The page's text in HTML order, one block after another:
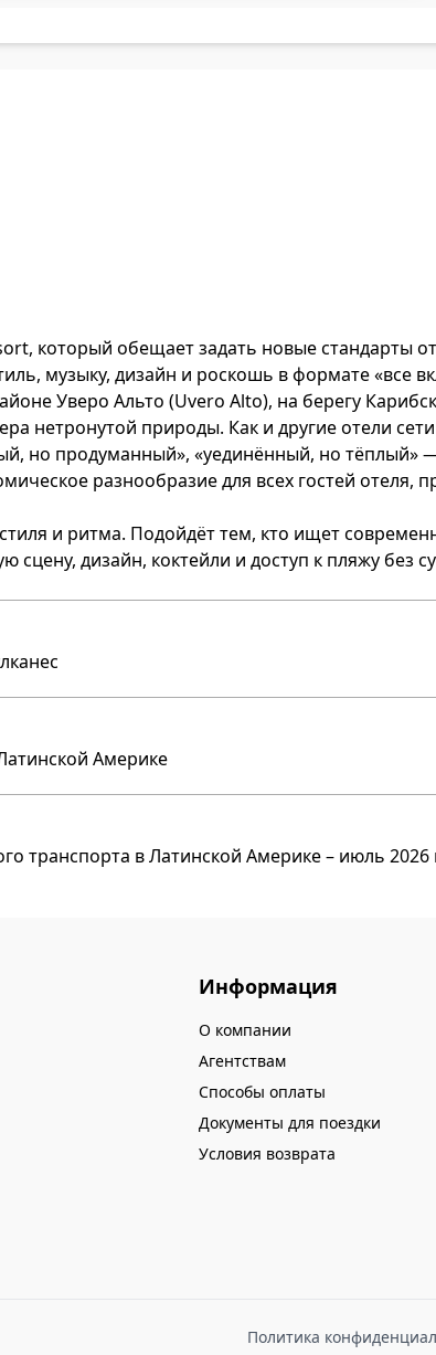
который обещает задать новые стандарты
музыку, дизайн и роскошь в формате «все
Уверо Альто (Uvero Alto), на берегу
нетронутой природы. Как и другие отели
но продуманный», «уединённый, но тёплый»
разнообразие для всех гостей отеля,
и ритма. Подойдёт тем, кто ищет
дизайн, коктейли и доступ к пляжу без
Америке
транспорта в Латинской Америке – июль 2026
Информация
О компании
Агентствам
Способы оплаты
Документы для поездки
Условия возврата
Политика